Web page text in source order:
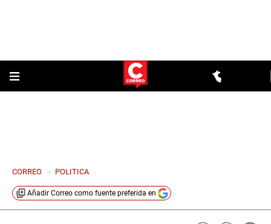
CORREO > POLITICA
Añadir Correo como fuente preferida en